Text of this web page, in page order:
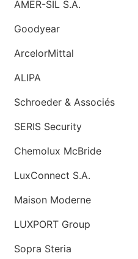
AMER-SIL S.A.
Goodyear
ArcelorMittal
ALIPA
Schroeder & Associés
SERIS Security
Chemolux McBride
LuxConnect S.A.
Maison Moderne
LUXPORT Group
Sopra Steria